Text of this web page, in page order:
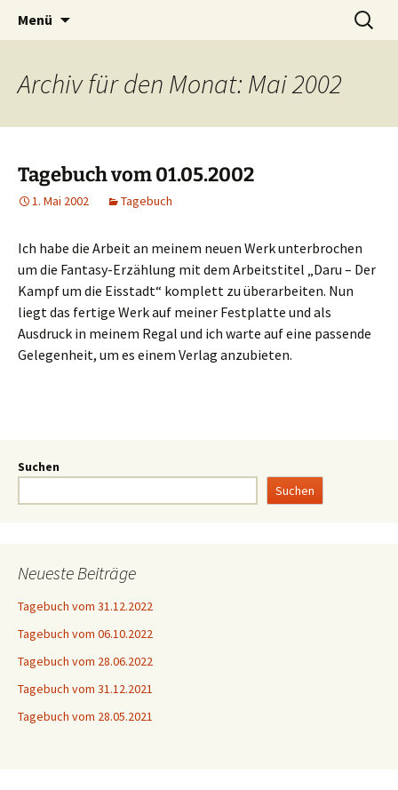
Timo Bader
Willkommen im Reich der Geschichten
Menü
Archiv für den Monat: Mai 2002
Tagebuch vom 01.05.2002
1. Mai 2002 Tagebuch
Ich habe die Arbeit an meinem neuen Werk unterbrochen
um die Fantasy-Erzählung mit dem Arbeitstitel „Daru – Der
Kampf um die Eisstadt“ komplett zu überarbeiten. Nun
liegt das fertige Werk auf meiner Festplatte und als
Ausdruck in meinem Regal und ich warte auf eine passende
Gelegenheit, um es einem Verlag anzubieten.
Suchen
Suchen
Neueste Beiträge
Tagebuch vom 31.12.2022
Tagebuch vom 06.10.2022
Tagebuch vom 28.06.2022
Tagebuch vom 31.12.2021
Tagebuch vom 28.05.2021